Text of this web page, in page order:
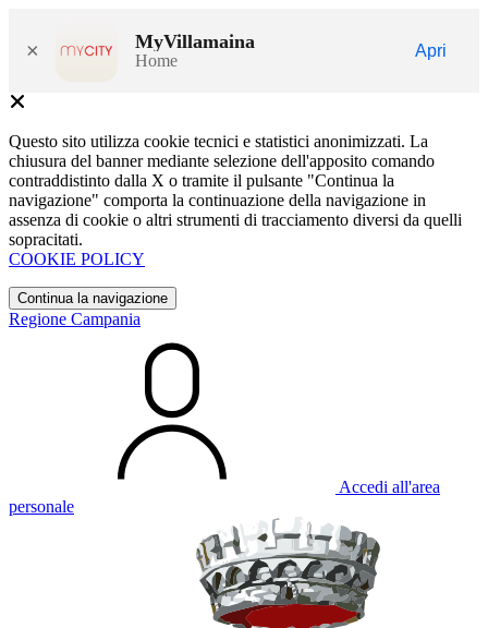
× MyVillamaina
Home
Apri
Questo sito utilizza cookie tecnici e statistici anonimizzati. La
chiusura del banner mediante selezione dell'apposito comando
contraddistinto dalla X o tramite il pulsante "Continua la
navigazione" comporta la continuazione della navigazione in
assenza di cookie o altri strumenti di tracciamento diversi da quelli
sopracitati.
COOKIE POLICY
Continua la navigazione
Regione Campania
Accedi all'area
personale